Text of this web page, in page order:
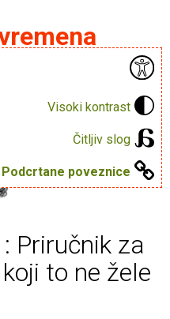
Visoki kontrast
Čitljiv slog
Podcrtane poveznice
knjiga.
Priručnik za
to ne žele